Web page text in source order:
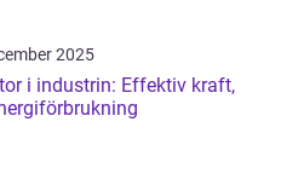
2025
i industrin: Effektiv kraft,